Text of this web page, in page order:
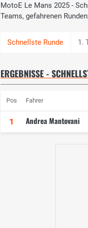
MotoE Le Mans 2025 -
Teams, gefahrenen
1.
ERGEBNISSE -
Pos Fahrer
1 Andrea Mantovani